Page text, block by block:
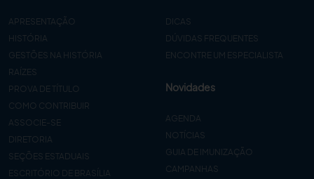
APRESENTAÇÃO
HISTÓRIA
GESTÕES NA HISTÓRIA
RAÍZES
PROVA DE TÍTULO
COMO CONTRIBUIR
ASSOCIE-SE
DIRETORIA
SEÇÕES ESTADUAIS
ESCRITÓRIO DE BRASÍLIA
DICAS
DÚVIDAS FREQUENTES
ENCONTRE UM ESPECIALISTA
Novidades
AGENDA
NOTÍCIAS
GUIA DE IMUNIZAÇÃO
CAMPANHAS